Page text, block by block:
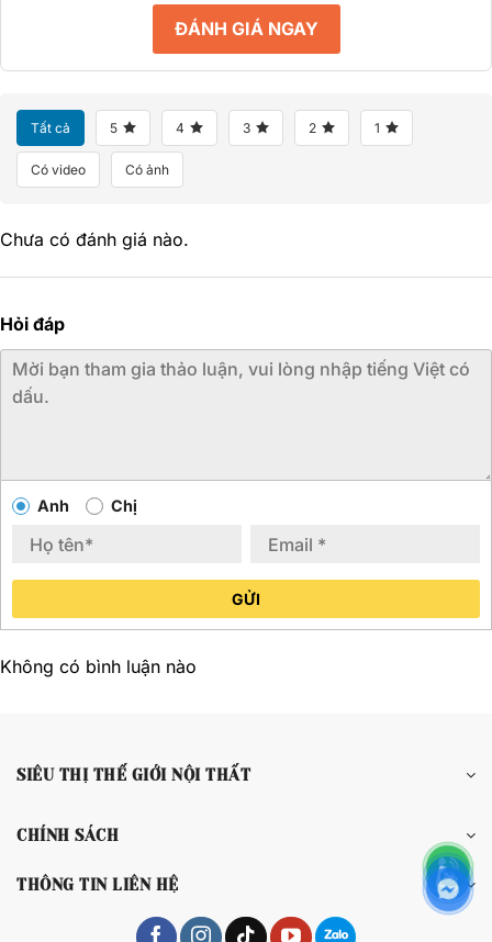
ĐÁNH GIÁ NGAY
Tất cả 5 4 3 2 1
Có video Có ảnh
Chưa có đánh giá nào.
Hỏi đáp
Anh Chị
GỬI
Không có bình luận nào
SIÊU THỊ THẾ GIỚI NỘI THẤT
CHÍNH SÁCH
THÔNG TIN LIÊN HỆ